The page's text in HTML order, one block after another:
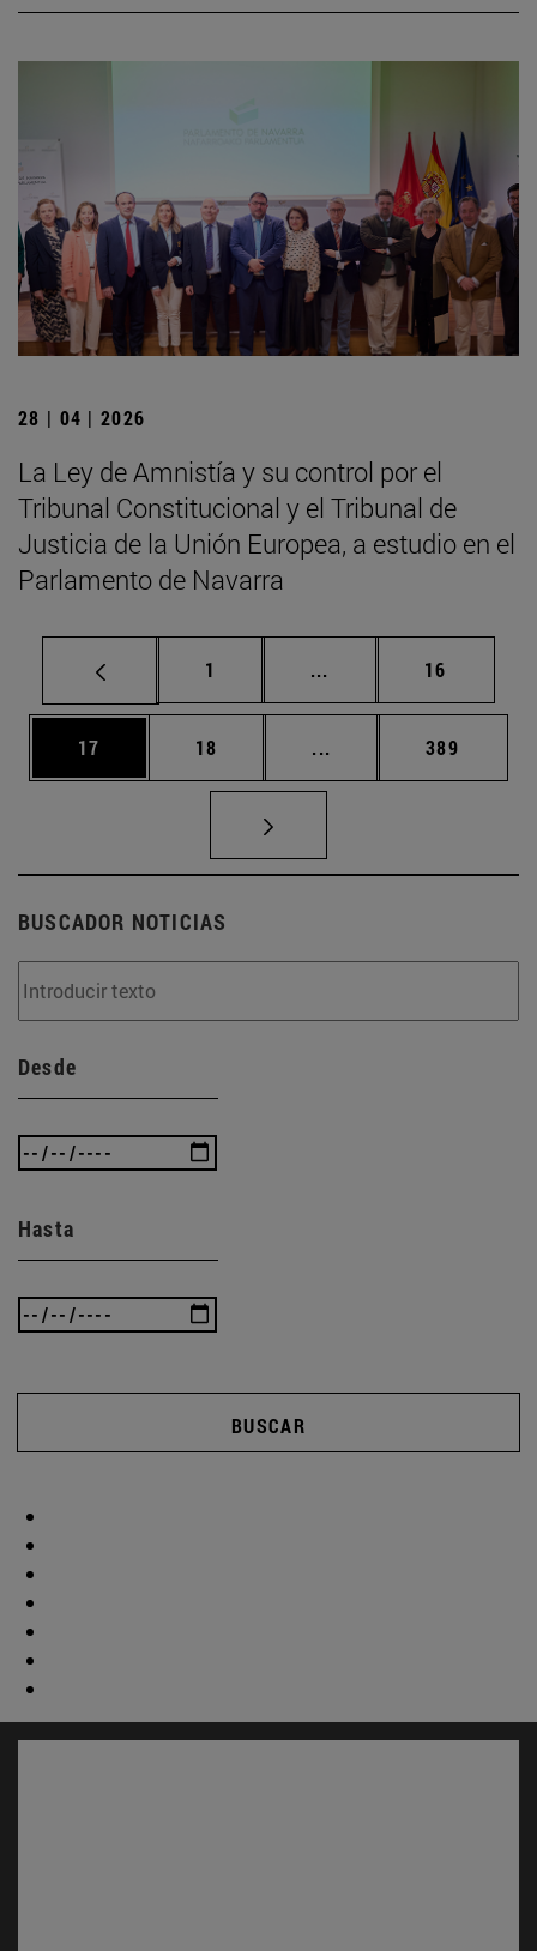
28 | 04 | 2026
La Ley de Amnistía y su control por el
Tribunal Constitucional y el Tribunal de
Justicia de la Unión Europea, a estudio en el
Parlamento de Navarra
Página
1 ... Páginas intermedias
Página
16
Página
17 Página
18 ... Páginas intermedias
Página
389
BUSCADOR NOTICIAS
Desde
Hasta
BUSCAR